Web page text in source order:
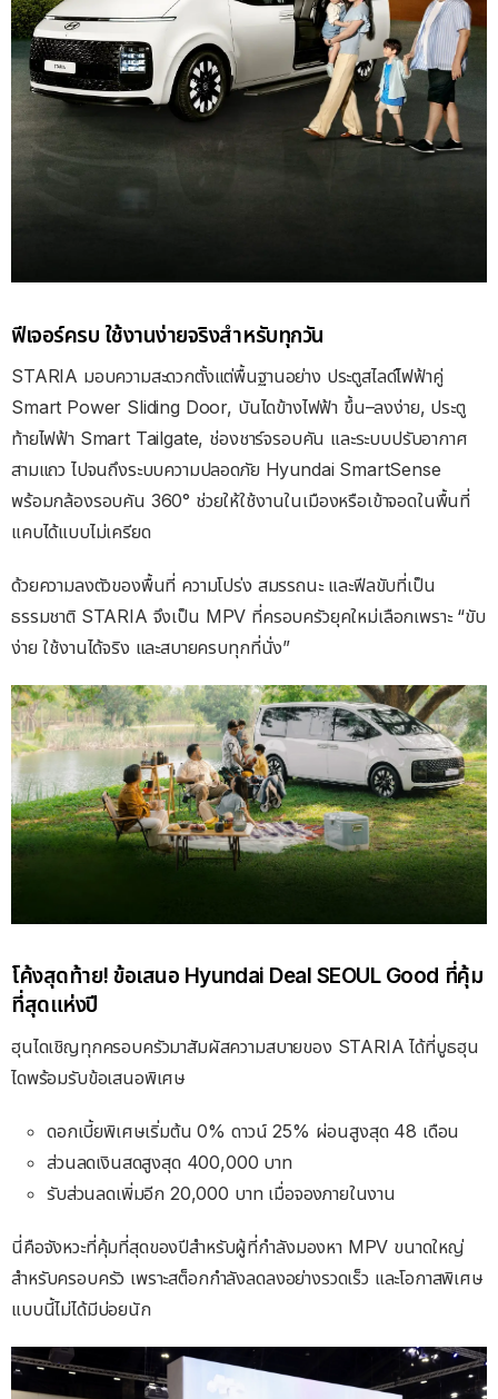
ฟีเจอร์ครบ ใช้งานง่ายจริงสำหรับทุกวัน
STARIA มอบความสะดวกตั้งแต่พื้นฐานอย่าง ประตูสไลด์ไฟฟ้าคู่
Smart Power Sliding Door, บันไดข้างไฟฟ้า ขึ้น–ลงง่าย, ประตู
ท้ายไฟฟ้าSmart Tailgate, ช่องชาร์จรอบคัน และระบบปรับอากาศ
สามแถว ไปจนถึงระบบความปลอดภัย Hyundai SmartSense
พร้อมกล้องรอบคัน 360° ช่วยให้ใช้งานในเมืองหรือเข้าจอดในพื้นที่
แคบได้แบบไม่เครียด
ด้วยความลงตัวของพื้นที่ ความโปร่ง สมรรถนะ และฟีลขับที่เป็น
ธรรมชาติSTARIA จึงเป็น MPV ที่ครอบครัวยุคใหม่เลือกเพราะ“ขับ
ง่าย ใช้งานได้จริง และสบายครบทุกที่นั่ง”
โค้งสุดท้าย!ข้อเสนอ Hyundai Deal SEOUL Good ที่คุ้ม
ที่สุดแห่งปี
ฮุนไดเชิญทุกครอบครัวมาสัมผัสความสบายของ STARIAได้ที่บูธฮุน
ไดพร้อมรับข้อเสนอพิเศษ
ดอกเบี้ยพิเศษเริ่มต้น 0% ดาวน์ 25% ผ่อนสูงสุด 48 เดือน
ส่วนลดเงินสดสูงสุด 400,000 บาท
รับส่วนลดเพิ่มอีก 20,000 บาท เมื่อจองภายในงาน
นี่คือจังหวะที่คุ้มที่สุดของปีสำหรับผู้ที่กำลังมองหาMPV ขนาดใหญ่
สำหรับครอบครัว เพราะสต็อกกำลังลดลงอย่างรวดเร็ว และโอกาสพิเศษ
แบบนี้ไม่ได้มีบ่อยนัก